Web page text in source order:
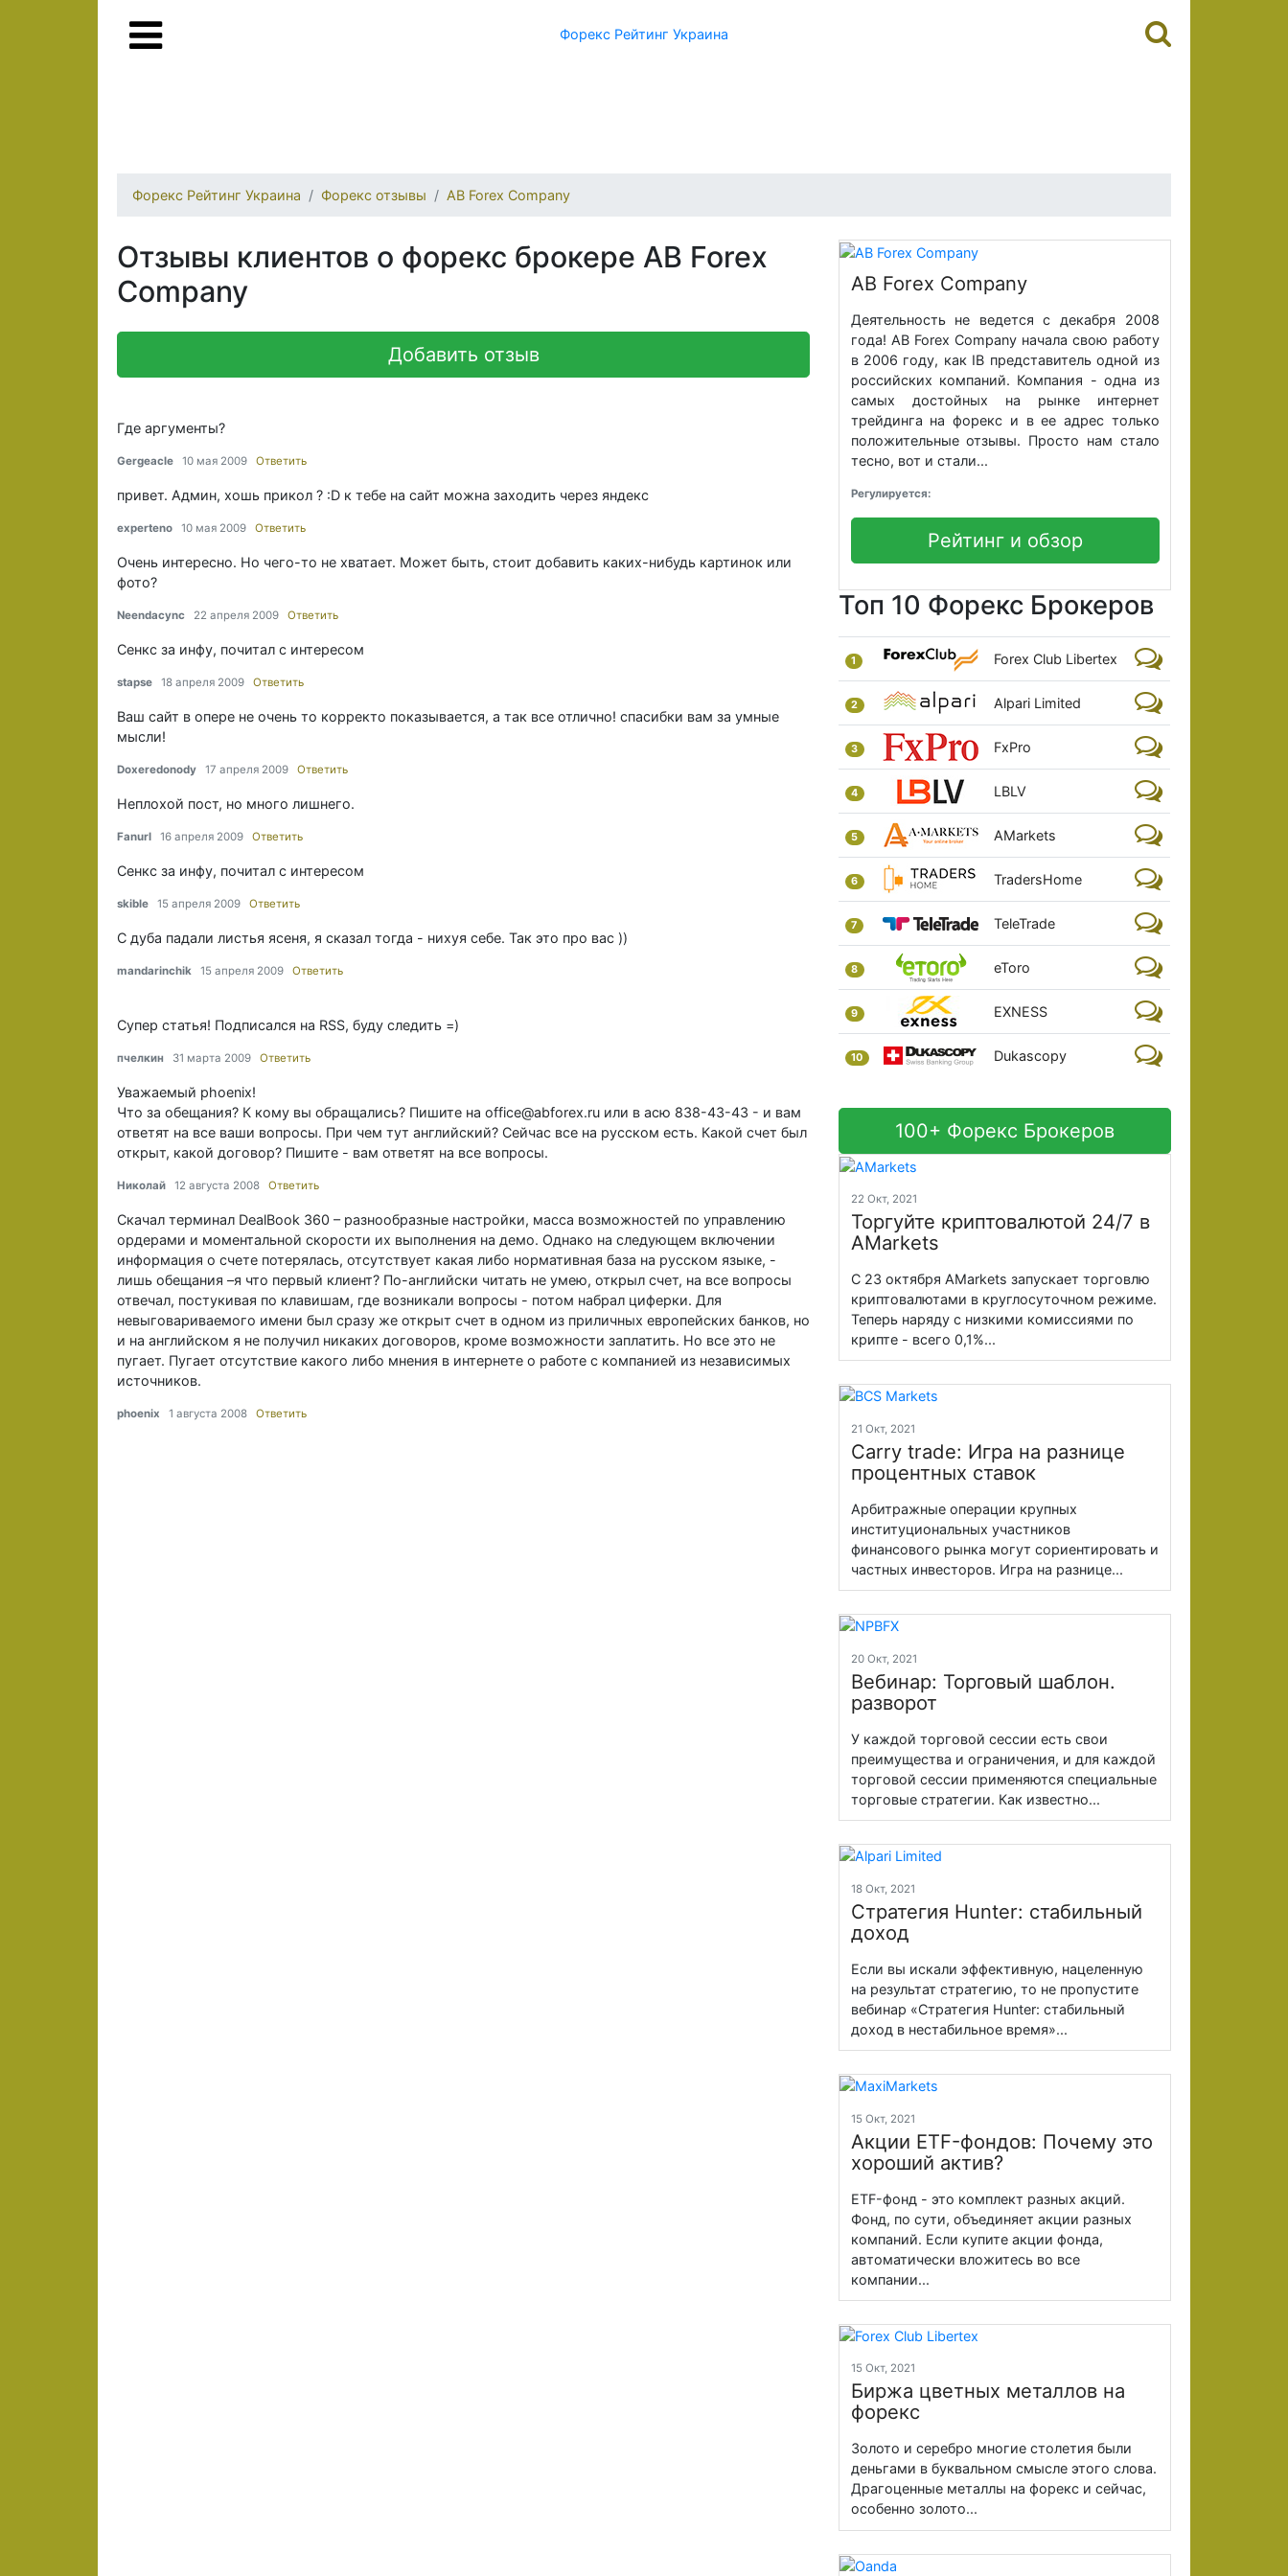
Форекс Рейтинг Украина
Форекс Рейтинг Украина Форекс отзывы AB Forex Company
Отзывы клиентов о форекс брокере AB Forex
Company
Добавить отзыв
Где аргументы?
Gergeacle 10 мая 2009 Ответить
привет. Админ, хошь прикол ? :D к тебе на сайт можна заходить через яндекс
experteno 10 мая 2009 Ответить
Очень интересно. Но чего-то не хватает. Может быть, стоит добавить каких-нибудь картинок или
фото?
Neendacync 22 апреля 2009 Ответить
Сенкс за инфу, почитал с интересом
stapse 18 апреля 2009 Ответить
Ваш сайт в опере не очень то корректо показывается, а так все отлично! спасибки вам за умные
мысли!
Doxeredonody 17 апреля 2009 Ответить
Неплохой пост, но много лишнего.
Fanurl 16 апреля 2009 Ответить
Сенкс за инфу, почитал с интересом
skible 15 апреля 2009 Ответить
С дуба падали листья ясеня, я сказал тогда - нихуя себе. Так это про вас ))
mandarinchik 15 апреля 2009 Ответить
Супер статья! Подписался на RSS, буду следить =)
пчелкин 31 марта 2009 Ответить
Уважаемый phoenix!
Что за обещания? К кому вы обращались? Пишите на office@abforex.ru или в асю 838-43-43 - и вам
ответят на все ваши вопросы. При чем тут английский? Сейчас все на русском есть. Какой счет был
открыт, какой договор? Пишите - вам ответят на все вопросы.
Николай 12 августа 2008 Ответить
Скачал терминал DealBook 360 – разнообразные настройки, масса возможностей по управлению
ордерами и моментальной скорости их выполнения на демо. Однако на следующем включении
информация о счете потерялась, отсутствует какая либо нормативная база на русском языке, -
лишь обещания –я что первый клиент? По-английски читать не умею, открыл счет, на все вопросы
отвечал, постукивая по клавишам, где возникали вопросы - потом набрал циферки. Для
невыговариваемого имени был сразу же открыт счет в одном из приличных европейских банков, но
и на английском я не получил никаких договоров, кроме возможности заплатить. Но все это не
пугает. Пугает отсутствие какого либо мнения в интернете о работе с компанией из независимых
источников.
phoenix 1 августа 2008 Ответить
AB Forex Company
Деятельность не ведется с декабря 2008
года! AB Forex Company начала свою работу
в 2006 году, как IB представитель одной из
российских компаний. Компания - одна из
самых достойных на рынке интернет
трейдинга на форекс и в ее адрес только
положительные отзывы. Просто нам стало
тесно, вот и стали...
Регулируется:
Рейтинг и обзор
Топ 10 Форекс Брокеров
1 Forex Club Libertex
2 Alpari Limited
3 FxPro
4 LBLV
5 AMarkets
6 TradersHome
7 TeleTrade
8 eToro
9 EXNESS
10 Dukascopy
100+ Форекс Брокеров
22 Окт, 2021
Торгуйте криптовалютой 24/7 в
AMarkets
С 23 октября AMarkets запускает торговлю
криптовалютами в круглосуточном режиме.
Теперь наряду с низкими комиссиями по
крипте - всего 0,1%...
21 Окт, 2021
Carry trade: Игра на разнице
процентных ставок
Арбитражные операции крупных
институциональных участников
финансового рынка могут сориентировать и
частных инвесторов. Игра на разнице...
20 Окт, 2021
Вебинар: Торговый шаблон.
разворот
У каждой торговой сессии есть свои
преимущества и ограничения, и для каждой
торговой сессии применяются специальные
торговые стратегии. Как известно...
18 Окт, 2021
Стратегия Hunter: стабильный
доход
Если вы искали эффективную, нацеленную
на результат стратегию, то не пропустите
вебинар «Стратегия Hunter: стабильный
доход в нестабильное время»...
15 Окт, 2021
Акции ETF-фондов: Почему это
хороший актив?
ETF-фонд - это комплект разных акций.
Фонд, по сути, объединяет акции разных
компаний. Если купите акции фонда,
автоматически вложитесь во все
компании...
15 Окт, 2021
Биржа цветных металлов на
форекс
Золото и серебро многие столетия были
деньгами в буквальном смысле этого слова.
Драгоценные металлы на форекс и сейчас,
особенно золото...